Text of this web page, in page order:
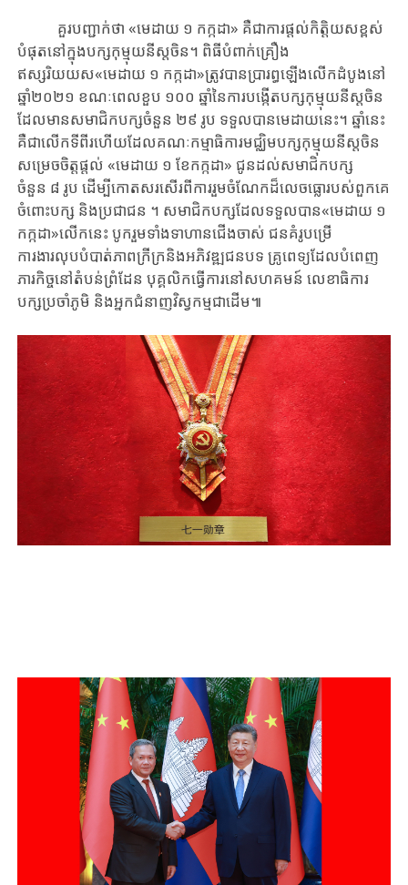
គួរ​បញ្ជាក់​ថា​ «មេដាយ ១ កក្កដា» គឺជាការ​ផ្តល់​កិត្តិយសខ្ពស់
បំផុតនៅក្នុងបក្សកុម្មុយនី​ស្តចិន។ ពិធីបំពាក់គ្រឿង
ឥស្សរិយយស«មេដាយ ១ កក្កដា»ត្រូវ​បាន​ប្រារព្ធឡើង​លើកដំបូងនៅ
ឆ្នាំ២០២១ ខណៈពេល​ខួប ១០០ ឆ្នាំនៃការបង្កើតបក្សកុម្មុយនី​ស្តចិន
ដែ​ល​មានសមាជិកបក្សចំនួន ២៩ រូប​ ទទួលបានមេដាយ​នេះ។ ឆ្នាំនេះ
គឺជាលើកទីពីរហើយ​​ដែលគណៈកម្មាធិការមជ្ឈិម​បក្សកុម្មុយនីស្តចិន
សម្រេចចិត្តផ្តល់​ «មេដាយ ១ ខែកក្កដា» ជូន​ដល់​សមាជិកបក្ស
ចំនួន ៨ រូប​ ដើម្បី​កោត​​សរសើរពី​ការ​​រួមចំណែកដ៏​លេចធ្លោរបស់​ពួក​គេ​​
ចំពោះ​​បក្ស និងប្រជាជន ។ សមាជិកបក្សដែលទទួលបាន«មេដាយ ១
កក្កដា»លើកនេះ បូករួមទាំងទាហានជើងចាស់ ជនគំរូបម្រើ
ការងារលុបបំបាត់ភាពក្រីក្រនិងអភិវឌ្ឍជនបទ គ្រូពេទ្យដែលបំពេញ
ភារកិច្ចនៅតំបន់ព្រំដែន បុគ្គលិកធ្វើការនៅសហគមន៍ លេខាធិការ
បក្សប្រចាំភូមិ និងអ្នកជំនាញវិស្វកម្មជាដើម៕